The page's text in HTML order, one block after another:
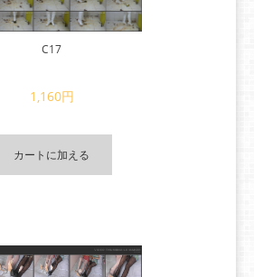
C17
1,160円
カートに加える